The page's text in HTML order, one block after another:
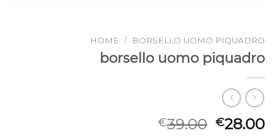
HOME / BORSELLO UOMO PIQUADRO
borsello uomo piquadro
€39.00 €28.00